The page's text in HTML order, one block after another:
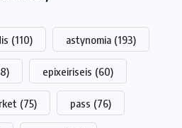
(110) astynomia (193)
epixeiriseis (60)
(75) pass (76)